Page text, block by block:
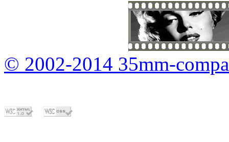
© 2002-2014 35mm-